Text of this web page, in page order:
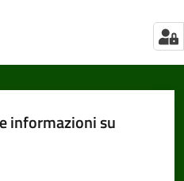
informazioni su